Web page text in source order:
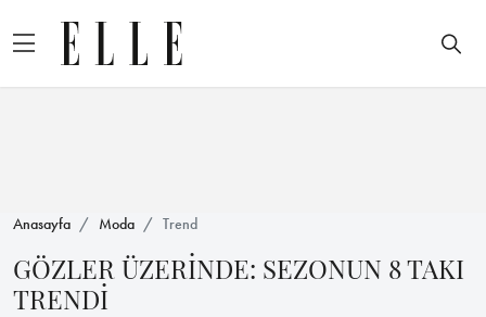
Anasayfa Moda Trend
GÖZLER ÜZERİNDE: SEZONUN 8 TAKI
TRENDİ